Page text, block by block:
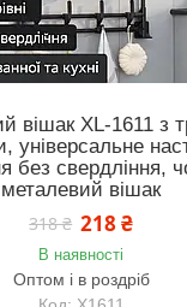
вішак XL-1611 з
універсальне
без свердління,
металевий вішак
318 ₴ 218 ₴
В наявності
Оптом і в роздріб